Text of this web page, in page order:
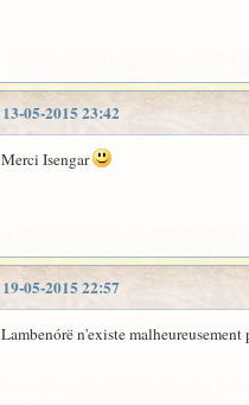
13-05-2015 23:42
Merci Isengar
19-05-2015 22:57
Lambenórë n'existe